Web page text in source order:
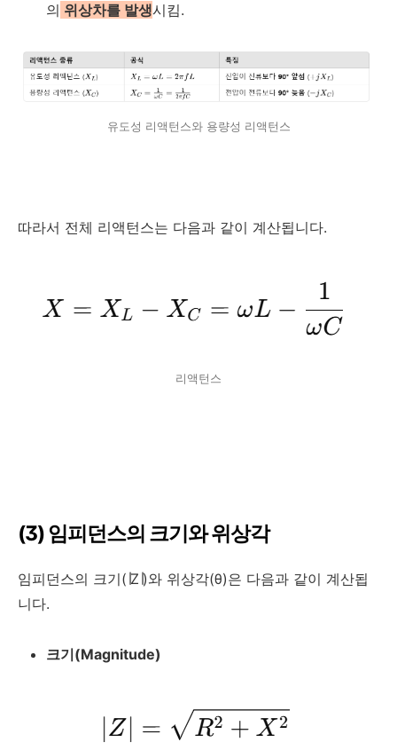
의 위상차를 발생시킴.
유도성 리액턴스와 용량성 리액턴스
따라서 전체 리액턴스는 다음과 같이 계산됩니다.
리액턴스
(3) 임피던스의 크기와 위상각
임피던스의 크기( ∣Z∣ )와 위상각(θ)은 다음과 같이 계산됩
니다.
크기(Magnitude)